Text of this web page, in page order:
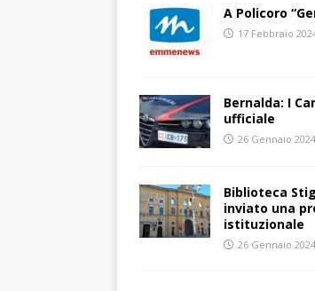
A Policoro
17 Febbraio
Bernalda: I
ufficiale
26 Gennaio 2024
Biblioteca
inviato una
istituzionale
26 Gennaio 2024